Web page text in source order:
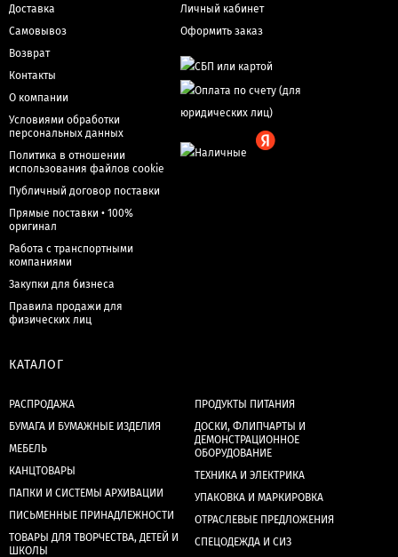
Доставка
Самовывоз
Возврат
Контакты
О компании
Условиями обработки
персональных данных
Политика в отношении
использования файлов cookie
Публичный договор поставки
Прямые поставки • 100%
оригинал
Работа с транспортными
компаниями
Закупки для бизнеса
Правила продажи для
физических лиц
Личный кабинет
Оформить заказ
КАТАЛОГ
РАСПРОДАЖА
БУМАГА И БУМАЖНЫЕ ИЗДЕЛИЯ
МЕБЕЛЬ
КАНЦТОВАРЫ
ПАПКИ И СИСТЕМЫ АРХИВАЦИИ
ПИСЬМЕННЫЕ ПРИНАДЛЕЖНОСТИ
ТОВАРЫ ДЛЯ ТВОРЧЕСТВА, ДЕТЕЙ И
ШКОЛЫ
ПРОДУКТЫ ПИТАНИЯ
ДОСКИ, ФЛИПЧАРТЫ И
ДЕМОНСТРАЦИОННОЕ
ОБОРУДОВАНИЕ
ТЕХНИКА И ЭЛЕКТРИКА
УПАКОВКА И МАРКИРОВКА
ОТРАСЛЕВЫЕ ПРЕДЛОЖЕНИЯ
СПЕЦОДЕЖДА И СИЗ